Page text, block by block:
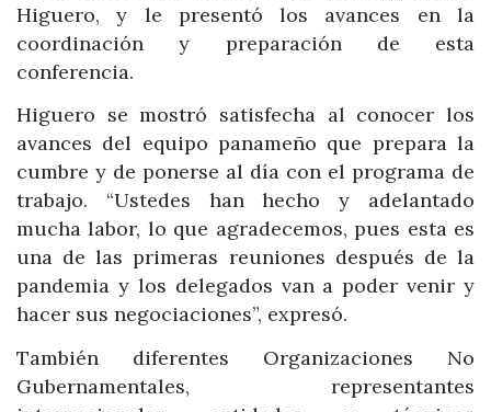
Higuero, y le presentó los avances en la
coordinación y preparación de esta
conferencia.
Higuero se mostró satisfecha al conocer los
avances del equipo panameño que prepara la
cumbre y de ponerse al día con el programa de
trabajo. “Ustedes han hecho y adelantado
mucha labor, lo que agradecemos, pues esta es
una de las primeras reuniones después de la
pandemia y los delegados van a poder venir y
hacer sus negociaciones”, expresó.
También diferentes Organizaciones No
Gubernamentales, representantes